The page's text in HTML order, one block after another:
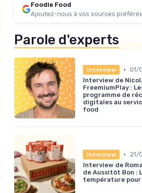
Foodie Food
Ajoutez-nous à vos sources
Parole d'experts
Interview • 01/
Interview de
FreemiumPlay :
programme de
digitales au
food
Interview •
21/
Interview de
de Aussitôt Bon :
température pour